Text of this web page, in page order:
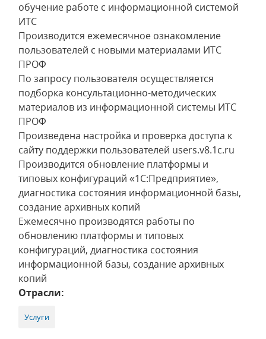
обучение работе с информационной системой
ИТС
Производится ежемесячное ознакомление
пользователей с новыми материалами ИТС
ПРОФ
По запросу пользователя осуществляется
подборка консультационно-методических
материалов из информационной системы ИТС
ПРОФ
Произведена настройка и проверка доступа к
сайту поддержки пользователей users.v8.1c.ru
Производится обновление платформы и
типовых конфигураций «1С:Предприятие»,
диагностика состояния информационной базы,
создание архивных копий
Ежемесячно производятся работы по
обновлению платформы и типовых
конфигураций, диагностика состояния
информационной базы, создание архивных
копий
Отрасли:
Услуги